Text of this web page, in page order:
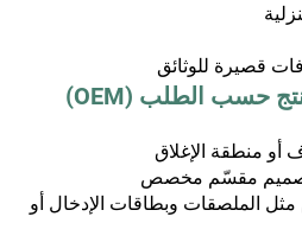
قصيرة للوثائق
أو منطقة الإغلاق
وتصميم مقسّم مخصص
الملصقات وبطاقات الإدخال أو